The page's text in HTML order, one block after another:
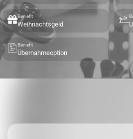
Benefit
Weihnachtsgeld
Benefit
Übernahmeoption